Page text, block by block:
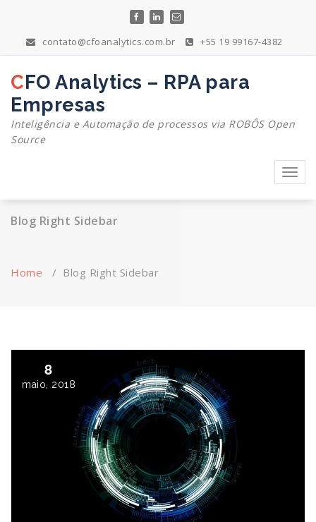
contato@cfoanalytics.com.br +55 19 99167-4382
CFO Analytics – RPA para
Empresas
Inteligência e Automação de processos via ROBÔS Open
Source
Blog Right Sidebar
Home / Blog Right Sidebar
8
maio, 2018